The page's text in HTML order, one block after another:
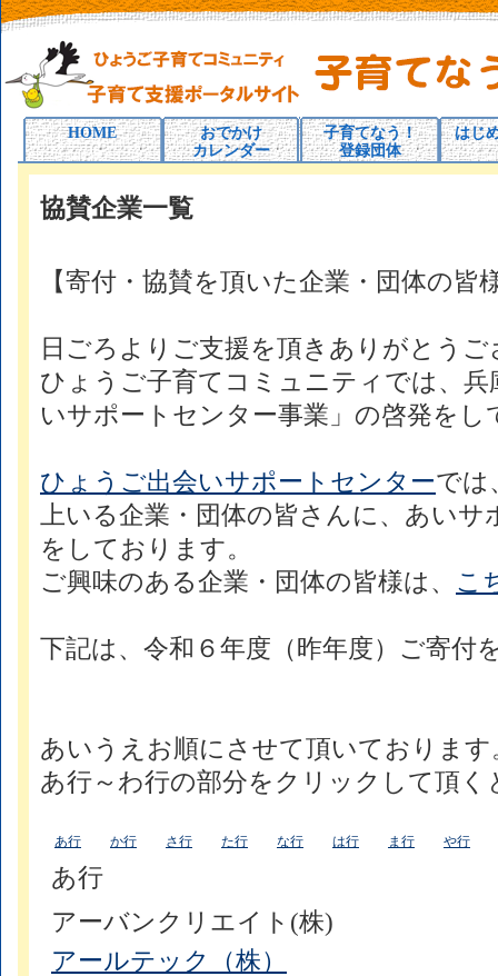
HOME
おでかけ
カレンダー
子育てなう！
登録団体
はじ
協賛企業一覧
【寄付・協賛を頂いた企業・団体の皆
日ごろよりご支援を頂きありがとう
ひょうご子育てコミュニティでは、
いサポートセンター事業」の啓発をし
ひょうご出会いサポートセンターでは
上いる企業・団体の皆さんに、あい
をしております。
ご興味のある企業・団体の皆様は、 こ
下記は、令和６年度（昨年度）ご寄付
あいうえお順にさせて頂いております
あ行～わ行の部分をクリックして頂
あ行 か行 さ行 た行 な行 は行 ま行 や行
あ行
アーバンクリエイト(株)
アールテック（株）